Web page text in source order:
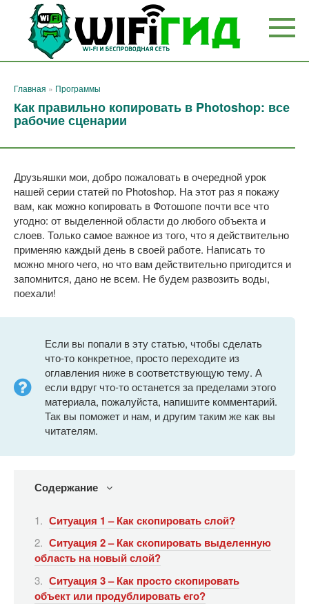
Перейти
контенту
Главная » Программы
Как правильно копировать в Photoshop: все
рабочие сценарии
Друзьяшки мои, добро пожаловать в очередной урок
нашей серии статей по Photoshop. На этот раз я покажу
вам, как можно копировать в Фотошопе почти все что
угодно: от выделенной области до любого объекта и
слоев. Только самое важное из того, что я действительно
применяю каждый день в своей работе. Написать то
можно много чего, но что вам действительно пригодится и
запомнится, дано не всем. Не будем развозить воды,
поехали!
Если вы попали в эту статью, чтобы сделать
что-то конкретное, просто переходите из
оглавления ниже в соответствующую тему. А
если вдруг что-то останется за пределами этого
материала, пожалуйста, напишите комментарий.
Так вы поможет и нам, и другим таким же как вы
читателям.
Содержание
Ситуация 1 – Как скопировать слой?
Ситуация 2 – Как скопировать выделенную
область на новый слой?
Ситуация 3 – Как просто скопировать
объект или продублировать его?